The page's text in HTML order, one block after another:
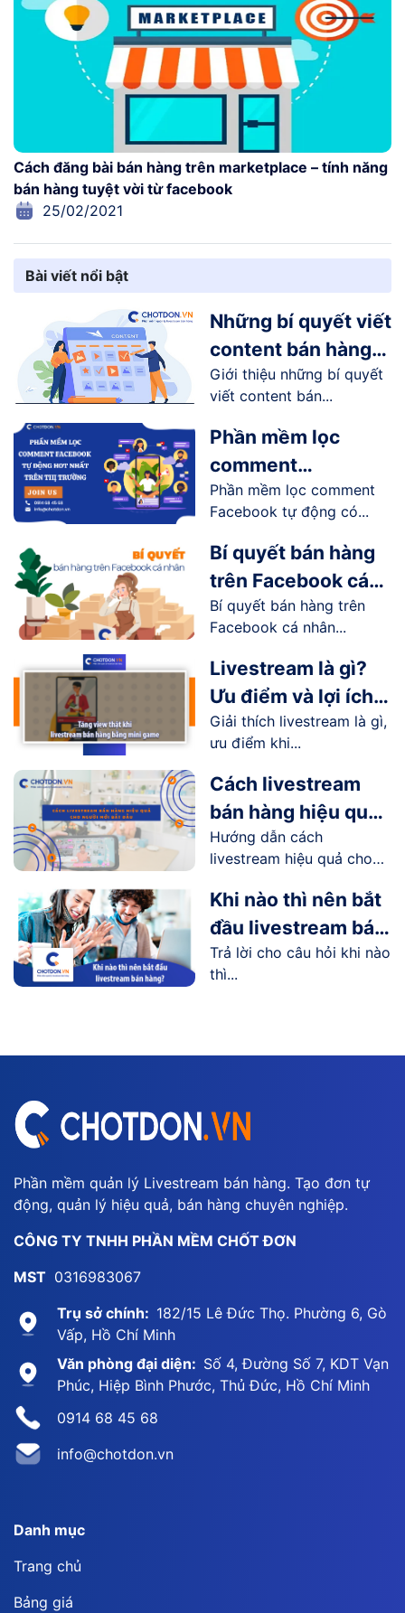
Cách đăng bài bán hàng trên marketplace – tính năng
bán hàng tuyệt vời từ facebook
25/02/2021
Bài viết nổi bật
Những bí quyết viết
content bán hàng
online trên
Facebook
Giới thiệu những bí quyết
viết content bán...
Phần mềm lọc
comment
Facebook tự động
hot nhất trên thị
trường
Phần mềm lọc comment
Facebook tự động có...
Bí quyết bán hàng
trên Facebook cá
nhân hiệu quả
Bí quyết bán hàng trên
Facebook cá nhân...
Livestream là gì?
Ưu điểm và lợi ích
livestream mang lại
như thế nào?
Giải thích livestream là gì,
ưu điểm khi...
Cách livestream
bán hàng hiệu quả
cho người mới bắt
đầu
Hướng dẫn cách
livestream hiệu quả cho
Khi nào thì nên bắt
đầu livestream bán
hàng?
Trả lời cho câu hỏi khi nào
thì...
Phần mềm quản lý Livestream bán hàng. Tạo đơn tự
động, quản lý hiệu quả, bán hàng chuyên nghiệp.
CÔNG TY TNHH PHẦN MỀM CHỐT ĐƠN
MST 0316983067
Trụ sở chính: 182/15 Lê Đức Thọ. Phường 6, Gò
Vấp, Hồ Chí Minh
Văn phòng đại diện: Số 4, Đường Số 7, KDT Vạn
Phúc, Hiệp Bình Phước, Thủ Đức, Hồ Chí Minh
0914 68 45 68
info@chotdon.vn
Danh mục
Trang chủ
Bảng giá